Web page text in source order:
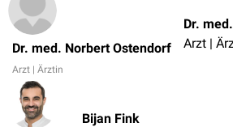
Dr. med. Norbert Ostendorf
Arzt | Ärztin
Arzt |
Bijan Fink